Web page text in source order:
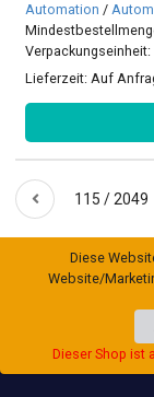
Automation /
Verpackungseinheit:
Lieferzeit:Auf
115 / 2049
Diese
Website/
Dieser Shop ist